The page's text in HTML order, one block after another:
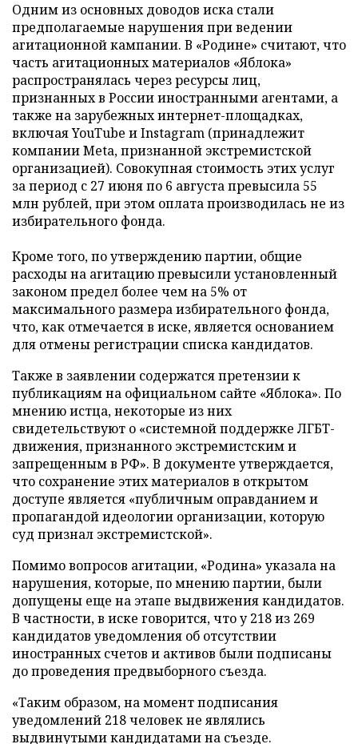
Одним из основных доводов иска стали
предполагаемые нарушения при ведении
агитационной кампании. В «Родине» считают, что
часть агитационных материалов «Яблока»
распространялась через ресурсы лиц,
признанных в России иностранными агентами, а
также на зарубежных интернет-площадках,
включая YouTube и Instagram (принадлежит
компании Meta, признанной экстремистской
организацией). Совокупная стоимость этих услуг
за период с 27 июня по 6 августа превысила 55
млн рублей, при этом оплата производилась не из
избирательного фонда.
Кроме того, по утверждению партии, общие
расходы на агитацию превысили установленный
законом предел более чем на 5% от
максимального размера избирательного фонда,
что, как отмечается в иске, является основанием
для отмены регистрации списка кандидатов.
Также в заявлении содержатся претензии к
публикациям на официальном сайте «Яблока». По
мнению истца, некоторые из них
свидетельствуют о «системной поддержке ЛГБТ-
движения, признанного экстремистским и
запрещенным в РФ». В документе утверждается,
что сохранение этих материалов в открытом
доступе является «публичным оправданием и
пропагандой идеологии организации, которую
суд признал экстремистской».
Помимо вопросов агитации, «Родина» указала на
нарушения, которые, по мнению партии, были
допущены еще на этапе выдвижения кандидатов.
В частности, в иске говорится, что у 218 из 269
кандидатов уведомления об отсутствии
иностранных счетов и активов были подписаны
до проведения предвыборного съезда.
«Таким образом, на момент подписания
уведомлений 218 человек не являлись
выдвинутыми кандидатами на съезде.